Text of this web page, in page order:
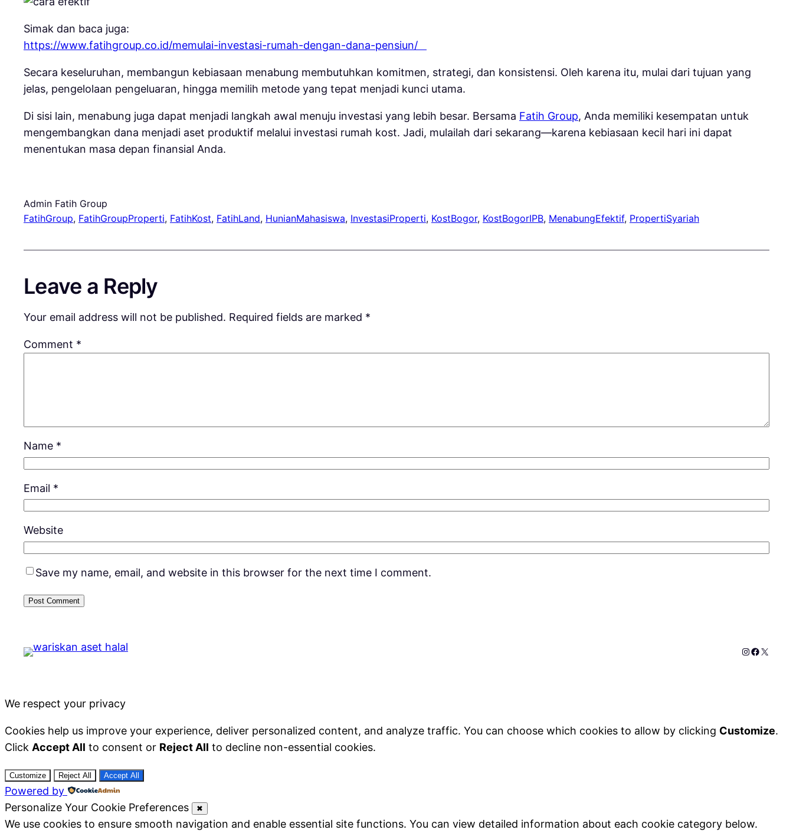
Simak dan baca juga:
https://www.fatihgroup.co.id/memulai-investasi-rumah-dengan-dana-pensiun/
Secara keseluruhan, membangun kebiasaan menabung membutuhkan komitmen, strategi, dan konsistensi. Oleh karena itu, mulai dari tujuan yang
jelas, pengelolaan pengeluaran, hingga memilih metode yang tepat menjadi kunci utama.
Di sisi lain, menabung juga dapat menjadi langkah awal menuju investasi yang lebih besar. Bersama Fatih Group, Anda memiliki kesempatan untuk
mengembangkan dana menjadi aset produktif melalui investasi rumah kost. Jadi, mulailah dari sekarang—karena kebiasaan kecil hari ini dapat
menentukan masa depan finansial Anda.
Admin Fatih Group
FatihGroup, FatihGroupProperti, FatihKost, FatihLand, HunianMahasiswa, InvestasiProperti, KostBogor, KostBogorIPB, MenabungEfektif, PropertiSyariah
Leave a Reply
Your email address will not be published. Required fields are marked *
Comment *
Name *
Email *
Website
Save my name, email, and website in this browser for the next time I comment.
Instagram
X
We respect your privacy
Cookies help us improve your experience, deliver personalized content, and analyze traffic. You can choose which cookies to allow by clicking Customize.
Click Accept All to consent or Reject All to decline non-essential cookies.
Customize Reject All Accept All
Powered by
Personalize Your Cookie Preferences
✖
We use cookies to ensure smooth navigation and enable essential site functions. You can view detailed information about each cookie category below.